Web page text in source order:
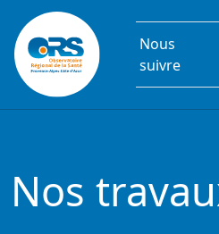
Aller au contenu principal
Nous
suivre
Nos